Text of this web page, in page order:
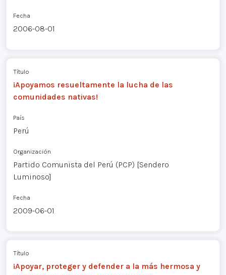
Fecha
2006-08-01
Título
¡Apoyamos resueltamente la lucha de las
comunidades nativas!
País
Perú
Organización
Partido Comunista del Perú (PCP) [Sendero
Luminoso]
Fecha
2009-06-01
Título
¡Apoyar, proteger y defender a la más hermosa y